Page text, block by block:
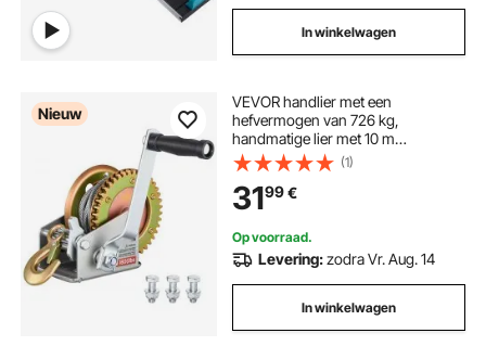
In winkelwagen
Nieuw
VEVOR handlier met een
hefvermogen van 726 kg,
handmatige lier met 10 m
staalkabel, 4:1 bootlier met
tweeweg ratelhandslinger en
lasthaak, gecoate handlier voor
boten, trailers en vrachtwagens.
(1)
3199€
Op voorraad.
Levering:zodra Vr. Aug. 14
In winkelwagen